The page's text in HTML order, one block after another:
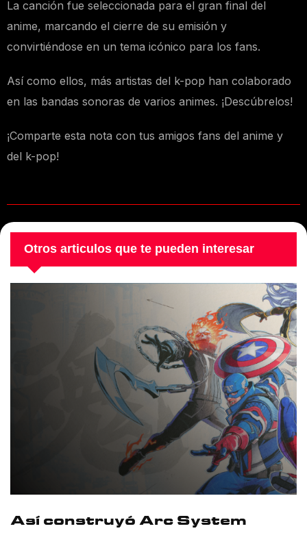
La canción fue seleccionada para el gran final del
anime, marcando el cierre de su emisión y
convirtiéndose en un tema icónico para los fans.
Así como ellos, más artistas del k-pop han colaborado
en las bandas sonoras de varios animes. ¡Descúbrelos!
¡Comparte esta nota con tus amigos fans del anime y
del k-pop!
Otros articulos que te pueden interesar
Así construyó Arc System